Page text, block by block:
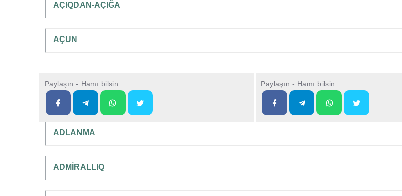
AÇIQDAN-AÇIĞA
AÇUN
Paylaşın - Hamı bilsin Paylaşın - Hamı bilsin
ADLANMA
ADMİRALLIQ